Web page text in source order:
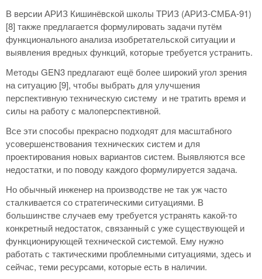
В версии АРИЗ Кишинёвской школы ТРИЗ (АРИЗ-СМБА-91)
[8] также предлагается формулировать задачи путём
функционального анализа изобретательской ситуации и
выявления вредных функций, которые требуется устранить.
Методы GEN3 предлагают ещё более широкий угол зрения
на ситуацию [9], чтобы выбрать для улучшения
перспективную техническую систему и не тратить время и
силы на работу с малоперспективной.
Все эти способы прекрасно подходят для масштабного
усовершенствования технических систем и для
проектирования новых вариантов систем. Выявляются все
недостатки, и по поводу каждого формулируется задача.
Но обычный инженер на производстве не так уж часто
сталкивается со стратегическими ситуациями. В
большинстве случаев ему требуется устранять какой-то
конкретный недостаток, связанный с уже существующей и
функционирующей технической системой. Ему нужно
работать с тактическими проблемными ситуациями, здесь и
сейчас, теми ресурсами, которые есть в наличии.